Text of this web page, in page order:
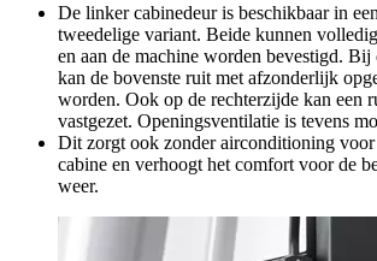
De linker cabinedeur is beschikbaar in
tweedelige variant. Beide kunnen
en aan de machine worden bevestigd. Bij
kan de bovenste ruit met afzonderlijk
worden. Ook op de rechterzijde kan een
vastgezet. Openingsventilatie is tevens
Dit zorgt ook zonder airconditioning
cabine en verhoogt het comfort voor de
weer.